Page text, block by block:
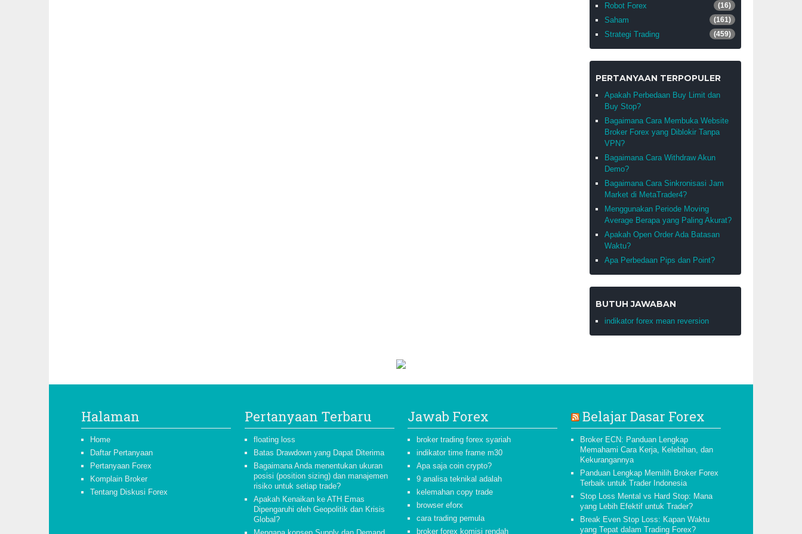
Robot Forex (16)
Saham (161)
Strategi Trading (459)
PERTANYAAN TERPOPULER
Apakah Perbedaan Buy Limit dan
Buy Stop?
Bagaimana Cara Membuka Website
Broker Forex yang Diblokir Tanpa
VPN?
Bagaimana Cara Withdraw Akun
Demo?
Bagaimana Cara Sinkronisasi Jam
Market di MetaTrader4?
Menggunakan Periode Moving
Average Berapa yang Paling Akurat?
Apakah Open Order Ada Batasan
Waktu?
Apa Perbedaan Pips dan Point?
BUTUH JAWABAN
indikator forex mean reversion
Halaman
Home
Daftar Pertanyaan
Pertanyaan Forex
Komplain Broker
Tentang Diskusi Forex
Pertanyaan Terbaru
floating loss
Batas Drawdown yang Dapat Diterima
Bagaimana Anda menentukan ukuran
posisi (position sizing) dan manajemen
risiko untuk setiap trade?
Apakah Kenaikan ke ATH Emas
Dipengaruhi oleh Geopolitik dan Krisis
Global?
Jawab Forex
broker trading forex syariah
indikator time frame m30
Apa saja coin crypto?
9 analisa teknikal adalah
kelemahan copy trade
browser eforx
cara trading pemula
broker forex komisi rendah
Belajar Dasar Forex
Broker ECN: Panduan Lengkap
Memahami Cara Kerja, Kelebihan, dan
Kekurangannya
Panduan Lengkap Memilih Broker Forex
Terbaik untuk Trader Indonesia
Stop Loss Mental vs Hard Stop: Mana
yang Lebih Efektif untuk Trader?
Break Even Stop Loss: Kapan Waktu
yang Tepat dalam Trading Forex?